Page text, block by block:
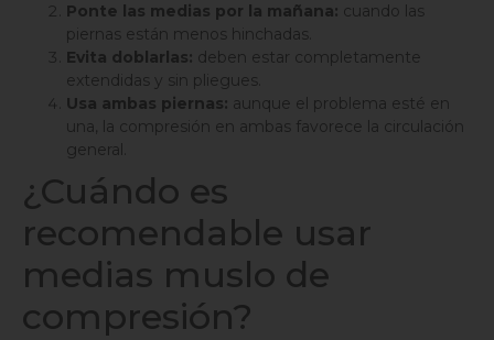
Ponte las medias por la mañana: cuando las
piernas están menos hinchadas.
Evita doblarlas: deben estar completamente
extendidas y sin pliegues.
Usa ambas piernas: aunque el problema esté en
una, la compresión en ambas favorece la circulación
general.
¿Cuándo es
recomendable usar
medias muslo de
compresión?